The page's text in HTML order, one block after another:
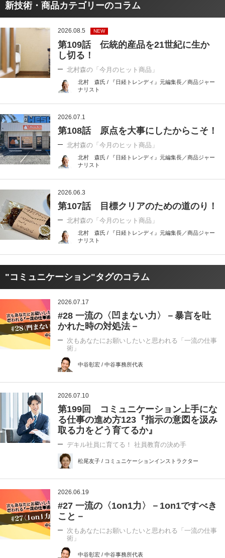
新技術・商品カテゴリーのコラム
2026.08.5 NEW
第109話 伝統的産品を21世紀に生か
し切る！
北村森の「今月のヒット商品」
北村 森氏 / 『日経トレンディ』元編集長／商品ジャー
ナリスト
2026.07.1
第108話 原点を大事にしたからこそ！
北村森の「今月のヒット商品」
北村 森氏 / 『日経トレンディ』元編集長／商品ジャー
ナリスト
2026.06.3
第107話 目標クリアのための道のり！
北村森の「今月のヒット商品」
北村 森氏 / 『日経トレンディ』元編集長／商品ジャー
ナリスト
"コミュニケーション"タグのコラム
2026.07.17
#28 一流の〈凹まない力〉－暴言を吐
かれた時の対処法－
次もあなたにお願いしたいと思われる「一流の仕事
術」
中谷彰宏 / 中谷事務所代表
2026.07.10
第199回 コミュニケーション上手にな
る仕事の進め方123『指示の意図を汲み
取る力をどう育てるか』
デキル社員に育てる！ 社員教育の決め手
松尾友子 / コミュニケーションインストラクター
2026.06.19
#27 一流の〈1on1力〉－1on1ですべき
こと－
次もあなたにお願いしたいと思われる「一流の仕事
術」
中谷彰宏 / 中谷事務所代表